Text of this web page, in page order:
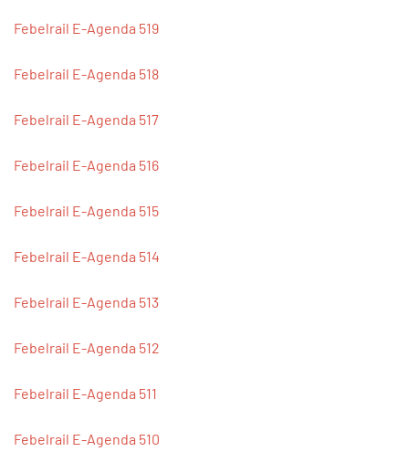
Febelrail E-Agenda 519
Febelrail E-Agenda 518
Febelrail E-Agenda 517
Febelrail E-Agenda 516
Febelrail E-Agenda 515
Febelrail E-Agenda 514
Febelrail E-Agenda 513
Febelrail E-Agenda 512
Febelrail E-Agenda 511
Febelrail E-Agenda 510